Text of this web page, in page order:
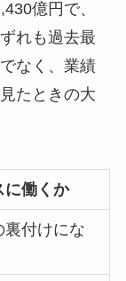
億円で、
れも過去最
なく、業績
たときの大
に働くか
裏付けにな